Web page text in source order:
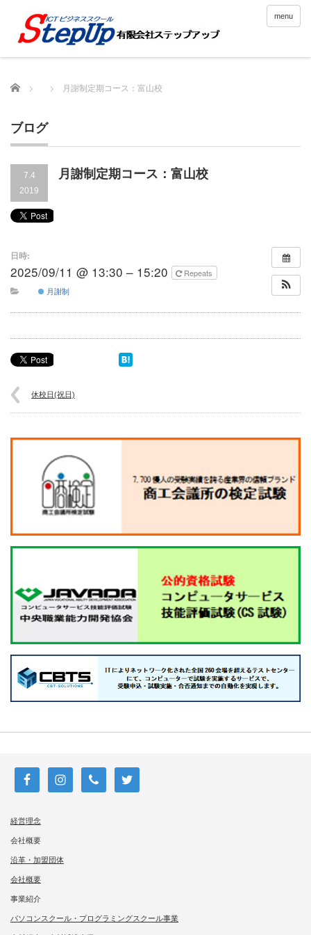
menu
Home 月謝制定期コース：富山校
ブログ
7.4
2019
月謝制定期コース：富山校
日時:
2025/09/11 @ 13:30 – 15:20
Repeats
月謝制
休校日(祝日)
経営理念
会社概要
沿革・加盟団体
会社概要
事業紹介
パソコンスクール・プログラミングスクール事業